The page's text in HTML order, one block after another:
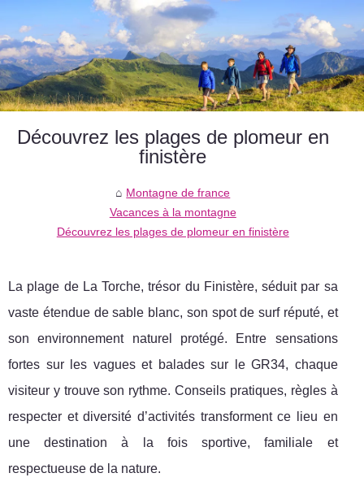
Découvrez les plages de plomeur en
finistère
Montagne de france
Vacances à la montagne
Découvrez les plages de plomeur en finistère
La plage de La Torche, trésor du Finistère, séduit par sa
vaste étendue de sable blanc, son spot de surf réputé, et
son environnement naturel protégé. Entre sensations
fortes sur les vagues et balades sur le GR34, chaque
visiteur y trouve son rythme. Conseils pratiques, règles à
respecter et diversité d’activités transforment ce lieu en
une destination à la fois sportive, familiale et
respectueuse de la nature.